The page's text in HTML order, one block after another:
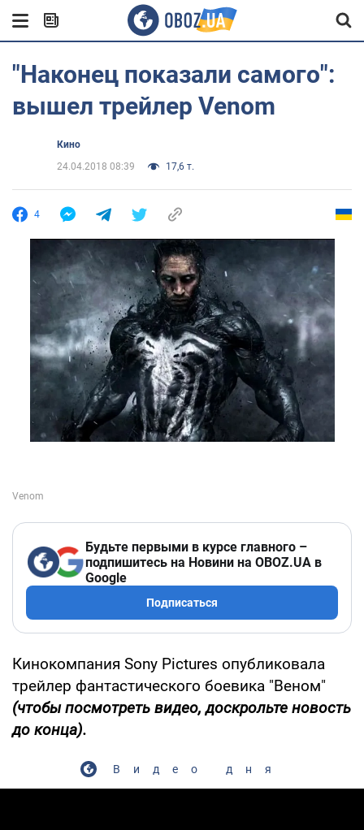
"Наконец показали самого":
вышел трейлер Venom
Кино
24.04.2018 08:39
17,6 т.
4
Будьте первыми в курсе главного –
подпишитесь на Новини на OBOZ.UA в
Google
Подписаться
Кинокомпания Sony Pictures опубликовала
трейлер фантастического боевика "Веном"
(чтобы посмотреть видео, доскрольте новость
до конца).
Видео дня